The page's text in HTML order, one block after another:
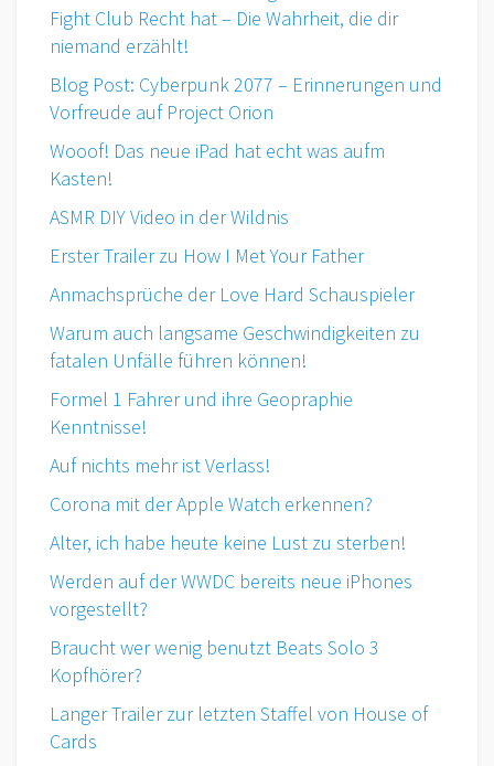
Fight Club Recht hat – Die Wahrheit, die dir
niemand erzählt!
Blog Post: Cyberpunk 2077 – Erinnerungen und
Vorfreude auf Project Orion
Wooof! Das neue iPad hat echt was aufm
Kasten!
ASMR DIY Video in der Wildnis
Erster Trailer zu How I Met Your Father
Anmachsprüche der Love Hard Schauspieler
Warum auch langsame Geschwindigkeiten zu
fatalen Unfälle führen können!
Formel 1 Fahrer und ihre Geopraphie
Kenntnisse!
Auf nichts mehr ist Verlass!
Corona mit der Apple Watch erkennen?
Alter, ich habe heute keine Lust zu sterben!
Werden auf der WWDC bereits neue iPhones
vorgestellt?
Braucht wer wenig benutzt Beats Solo 3
Kopfhörer?
Langer Trailer zur letzten Staffel von House of
Cards